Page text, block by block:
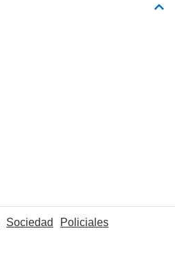
Sociedad
Policiales